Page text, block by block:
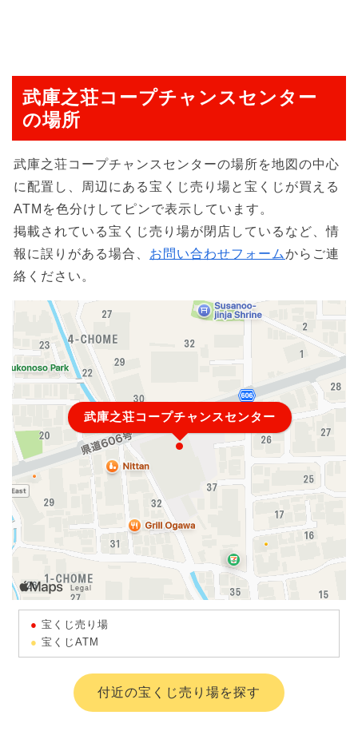
武庫之荘コープチャンスセンター
の場所
武庫之荘コープチャンスセンターの場所を地図の中心
に配置し、周辺にある宝くじ売り場と宝くじが買える
ATMを色分けしてピンで表示しています。
掲載されている宝くじ売り場が閉店しているなど、情
報に誤りがある場合、 お問い合わせフォームからご連
絡ください。
武庫之荘コープチャンスセンター
宝くじ売り場
宝くじATM
付近の宝くじ売り場を探す